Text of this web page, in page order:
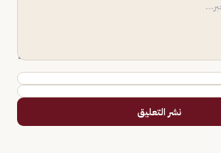
نشر التعليق